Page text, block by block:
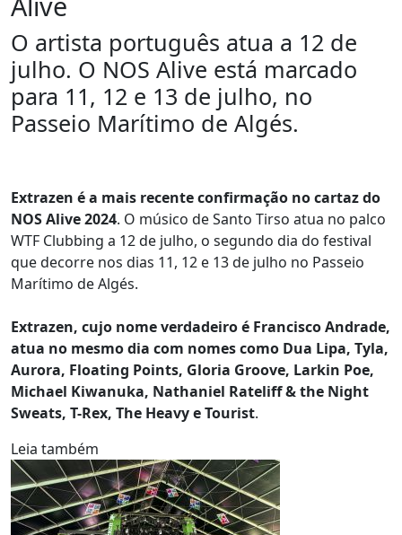
O artista português atua a 12 de
julho. O NOS Alive está marcado
para 11, 12 e 13 de julho, no
Passeio Marítimo de Algés.
Extrazen é a mais recente confirmação no cartaz do
NOS Alive 2024. O músico de Santo Tirso atua no palco
WTF Clubbing a 12 de julho, o segundo dia do festival
que decorre nos dias 11, 12 e 13 de julho no Passeio
Marítimo de Algés.
Extrazen, cujo nome verdadeiro é Francisco Andrade,
atua no mesmo dia com nomes como Dua Lipa, Tyla,
Aurora, Floating Points, Gloria Groove, Larkin Poe,
Michael Kiwanuka, Nathaniel Rateliff & the Night
Sweats, T-Rex, The Heavy e Tourist.
Leia também